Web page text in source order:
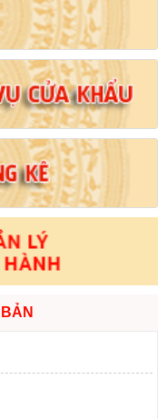
một số điều của Luật
đất, tiền thuê đất)
đai năm 2024)